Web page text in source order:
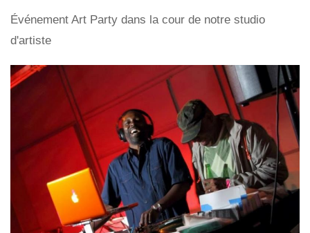
Événement Art Party dans la cour de notre studio
d'artiste